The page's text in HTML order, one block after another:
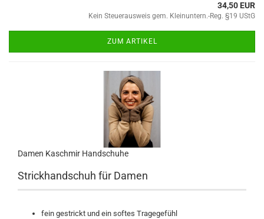
34,50 EUR
Kein Steuerausweis gem. Kleinuntern.-Reg. §19 UStG
ZUM ARTIKEL
Damen Kaschmir Handschuhe
Strickhandschuh für Damen
fein gestrickt und ein softes Tragegefühl